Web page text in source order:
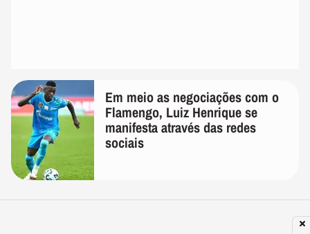
Em meio as negociações com o
Flamengo, Luiz Henrique se
manifesta através das redes
sociais